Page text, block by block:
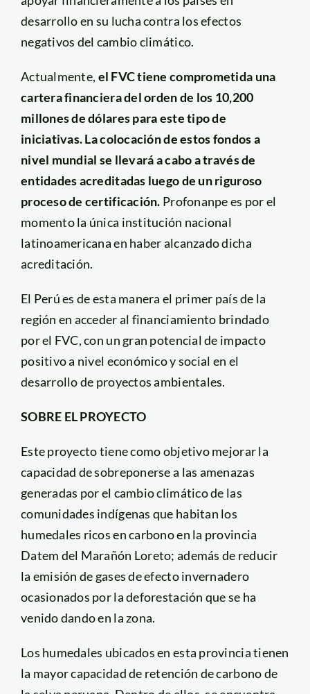
desarrollo en su lucha contra los efectos
negativos del cambio climático.
Actualmente, el FVC tiene comprometida una
cartera financiera del orden de los 10,200
millones de dólares para este tipo de
iniciativas. La colocación de estos fondos a
nivel mundial se llevará a cabo a través de
entidades acreditadas luego de un riguroso
proceso de certificación. Profonanpe es por el
momento la única institución nacional
latinoamericana en haber alcanzado dicha
acreditación.
El Perú es de esta manera el primer país de la
región en acceder al financiamiento brindado
por el FVC, con un gran potencial de impacto
positivo a nivel económico y social en el
desarrollo de proyectos ambientales.
SOBRE EL PROYECTO
Este proyecto tiene como objetivo mejorar la
capacidad de sobreponerse a las amenazas
generadas por el cambio climático de las
comunidades indígenas que habitan los
humedales ricos en carbono en la provincia
Datem del Marañón Loreto; además de reducir
la emisión de gases de efecto invernadero
ocasionados por la deforestación que se ha
venido dando en la zona.
Los humedales ubicados en esta provincia tienen
la mayor capacidad de retención de carbono de